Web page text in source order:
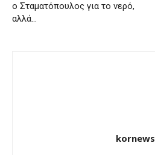
ο Σταματόπουλος για το νερό,
αλλά…
kornews